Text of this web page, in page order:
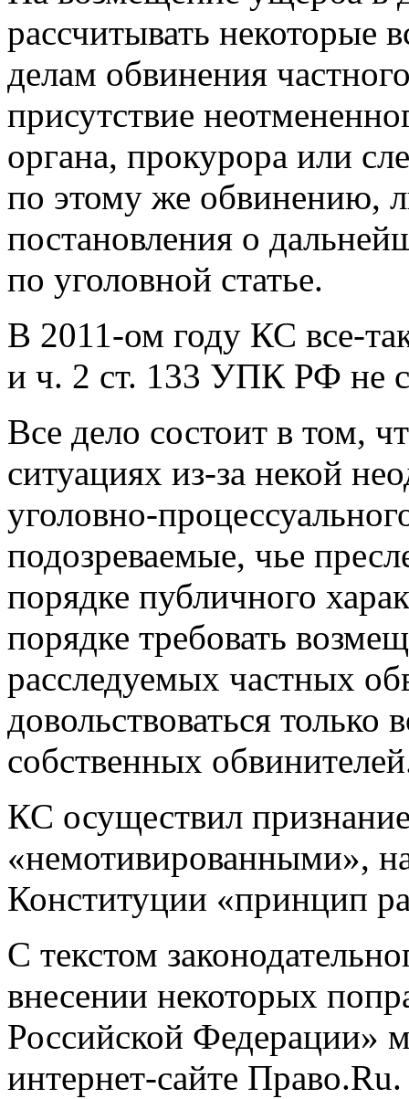
рассчитывать некоторые
делам обвинения
присутствие
органа, прокурора или
по этому же обвинению,
постановления о
по уголовной статье.
В 2011-ом году КС все-
и ч. 2 ст. 133 УПК РФ не
Все дело состоит в том,
ситуациях из-за некой
уголовно-
подозреваемые, чье
порядке публичного
порядке требовать
расследуемых частных
довольствоваться
собственных
КС осуществил
«немотивированными»,
Конституции «принцип
С текстом
внесении некоторых
Российской Федерации»
интернет-сайте Право.Ru.